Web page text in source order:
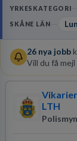
YRKESKATEGORI
SKÅNE LÄN
26 nya jobb
Vill du få
LTH